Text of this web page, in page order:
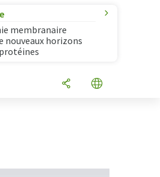
membranaire
nouveaux horizons